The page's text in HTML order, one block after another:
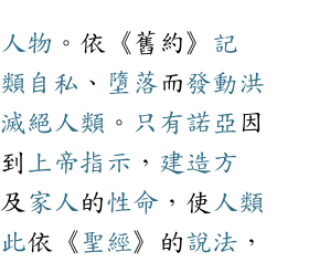
人物 。依《舊約》 記
自私 、 墮落 而發動洪
滅絕人類 。 只有諾亞 因
上帝指示 ， 建造 方
及 家人 的性命 ，使 人類
依《 聖經》的說法 ，